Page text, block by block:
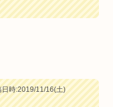
時:2019/11/16(土)